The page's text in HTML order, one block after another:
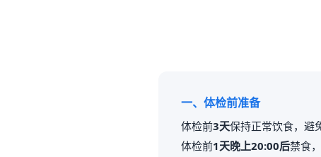
一、体检前准备
体检前3天保持正常饮食，避
体检前1天晚上20:00后禁食